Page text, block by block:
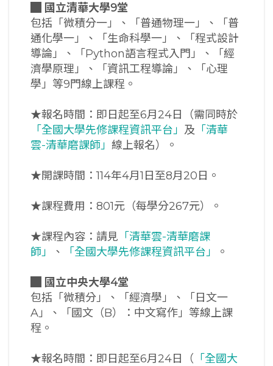
國立清華大學9堂
包括「微積分一」、「普通物理一」、「普
通化學一」、「生命科學一」、「程式設計
導論」、「Python語言程式入門」、「經
濟學原理」、「資訊工程導論」、「心理
學」等9門線上課程。
★報名時間：即日起至6月24日（需同時於
「全國大學先修課程資訊平台」 及 「清華
雲-清華磨課師」 線上報名）。
★開課時間：114年4月1日至8月20日。
★課程費用：801元（每學分267元）。
★課程內容：請見 「清華雲-清華磨課
師」
、 「全國大學先修課程資訊平台」 。
國立中央大學4堂
包括「微積分」、「經濟學」、「日文一
A」、「國文（B）：中文寫作」等線上課
程。
★報名時間：即日起至6月24日（ 「全國大